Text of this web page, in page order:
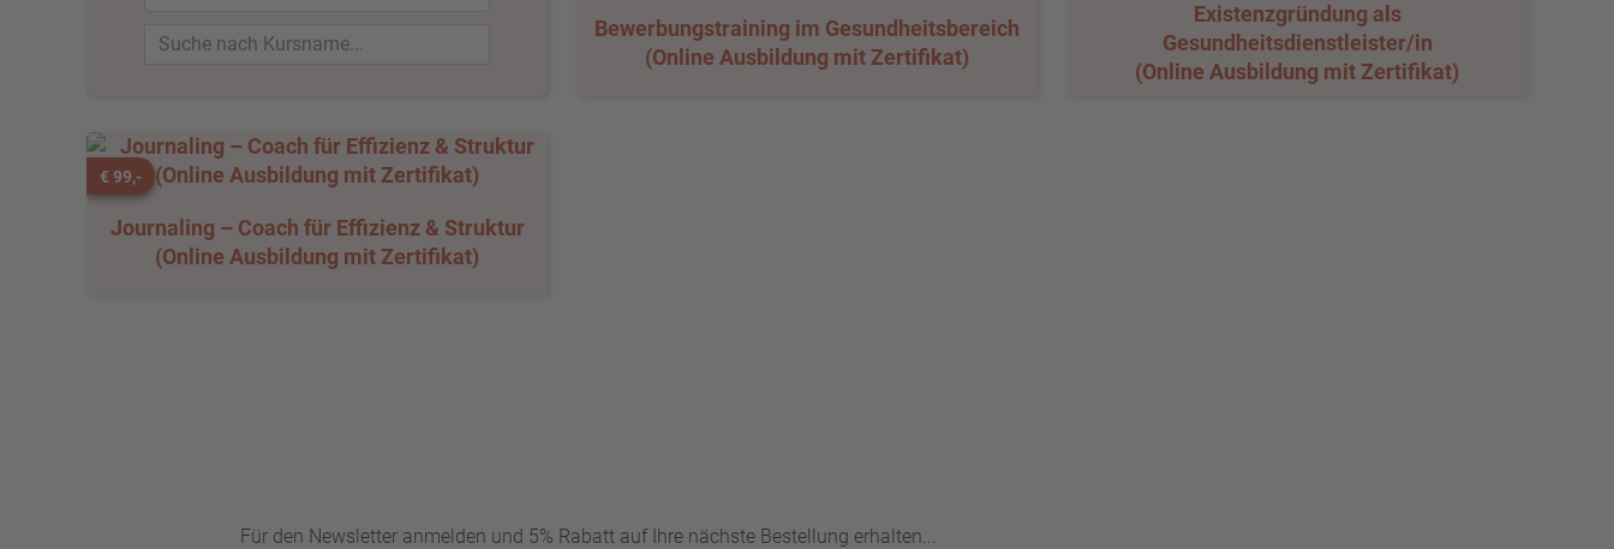
Bewerbungstraining im Gesundheitsbereich
(Online Ausbildung mit Zertifikat)
Existenzgründung als
Gesundheitsdienstleister/in
(Online Ausbildung mit Zertifikat)
€ 99,-
Journaling – Coach für Effizienz & Struktur
(Online Ausbildung mit Zertifikat)
Für den Newsletter anmelden und 5% Rabatt auf Ihre nächste Bestellung erhalten...